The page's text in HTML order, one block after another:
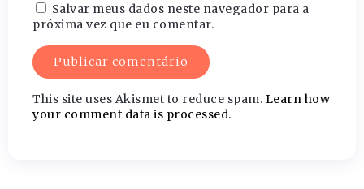
Salvar meus dados neste navegador para a
próxima vez que eu comentar.
This site uses Akismet to reduce spam. Learn how
your comment data is processed.